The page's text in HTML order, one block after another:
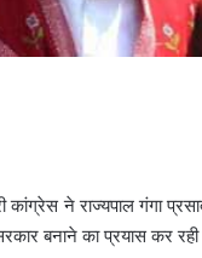
ने राज्यपाल गंगा
बनाने का प्रयास कर